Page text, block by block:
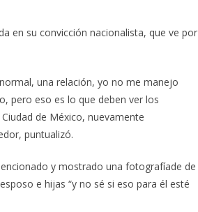
en su convicción nacionalista, que ve por
una relación, yo no me manejo
pero eso es lo que deben ver los
de México, nuevamente
puntualizó.
y mostrado una fotografíade de
e hijas “y no sé si eso para él esté